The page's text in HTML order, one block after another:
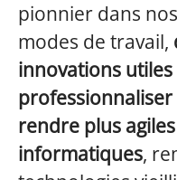
pionnier dans
modes de travail,
innovations utiles
professionnaliser
rendre plus
informatiques,